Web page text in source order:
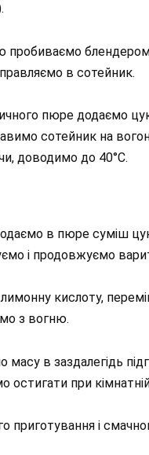
пробиваємо
в сотейник. ⠀
пюре додаємо
сотейник на
доводимо до 40°С. ⠀
в пюре суміш
і продовжуємо
кислоту,
з вогню.⠀
масу в заздалегідь
остигати при
приготування і